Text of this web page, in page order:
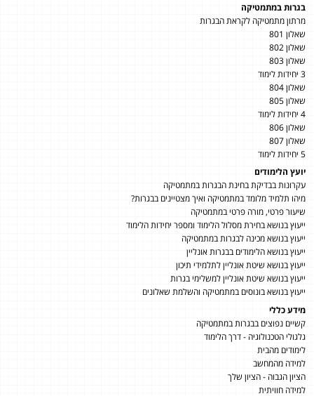
בגרות במתמטיקה
מרתון מתמטיקה לקראת הבגרות
שאלון 801
שאלון 802
שאלון 803
3 יחידות לימוד
שאלון 804
שאלון 805
4 יחידות לימוד
שאלון 806
שאלון 807
5 יחידות לימוד
יועץ הלימודים
עקרונות בבדיקת בחינת הבגרות במתמטיקה
מיהו תלמיד מלומד במתמטיקה ואיך מצטיינים בבגרות?
שיעור פרטי, מורה פרטי במתמטיקה
ייעוץ בנושא בחירת מסלול הלימוד ומספר יחידות הלימוד
ייעוץ בנושא מכינה לבגרות במתמטיקה
ייעוץ בנושא הלימודים בבגרות אונליין
ייעוץ בנושא שיטת אונליין לתלמידי תיכון
ייעוץ בנושא שיטת אונליין למשלימי בגרות
ייעוץ בנושא בונוסים במתמטיקה והשלמת שאלונים
מידע כללי
קשיים נפוצים בבגרות במתמטיקה
גלגולי הטכנולוגיה - דרך הלימוד
לימודים מהבית
למידה מהמחשב
הציון הגבוה - הציון שלך
למידה חוויתית